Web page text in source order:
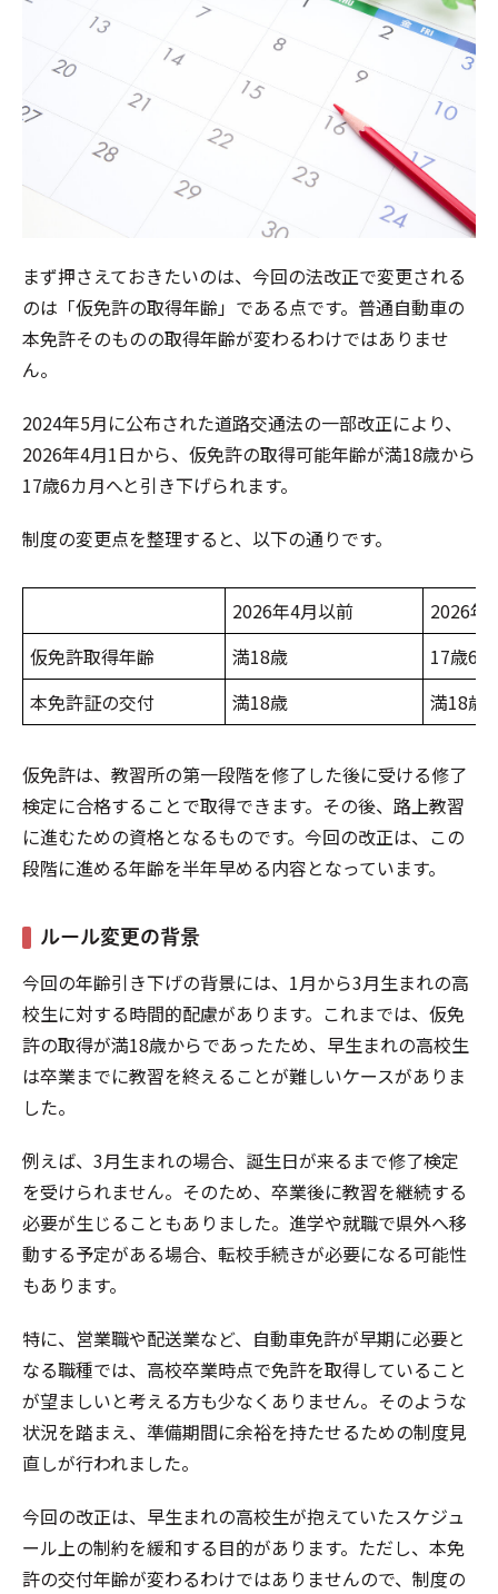
まず押さえておきたいのは、今回の法改正で変更される
のは「仮免許の取得年齢」である点です。普通自動車の
本免許そのものの取得年齢が変わるわけではありませ
ん。
2024年5月に公布された道路交通法の一部改正により、
2026年4月1日から、仮免許の取得可能年齢が満18歳から
17歳6カ月へと引き下げられます。
制度の変更点を整理すると、以下の通りです。
2026年4月以前
2026年
仮免許取得年齢
満18歳
17歳6
本免許証の交付
満18歳 満18歳
仮免許は、教習所の第一段階を修了した後に受ける修了
検定に合格することで取得できます。その後、路上教習
に進むための資格となるものです。今回の改正は、この
段階に進める年齢を半年早める内容となっています。
ルール変更の背景
今回の年齢引き下げの背景には、1月から3月生まれの高
校生に対する時間的配慮があります。これまでは、仮免
許の取得が満18歳からであったため、早生まれの高校生
は卒業までに教習を終えることが難しいケースがありま
した。
例えば、3月生まれの場合、誕生日が来るまで修了検定
を受けられません。そのため、卒業後に教習を継続する
必要が生じることもありました。進学や就職で県外へ移
動する予定がある場合、転校手続きが必要になる可能性
もあります。
特に、営業職や配送業など、自動車免許が早期に必要と
なる職種では、高校卒業時点で免許を取得していること
が望ましいと考える方も少なくありません。そのような
状況を踏まえ、準備期間に余裕を持たせるための制度見
直しが行われました。
今回の改正は、早生まれの高校生が抱えていたスケジュ
ール上の制約を緩和する目的があります。ただし、本免
許の交付年齢が変わるわけではありませんので、制度の